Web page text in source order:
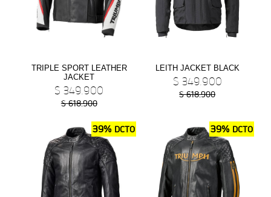
Precio desde $11.690.000
Precio desde $9.990.000
SCRAMBLER 900
TRIPLE SPORT LEATHER
JACKET
$ 349.900
$ 618.900
LEITH JACKET BLACK
$ 349.900
$ 618.900
39% DCTO 39% DCTO